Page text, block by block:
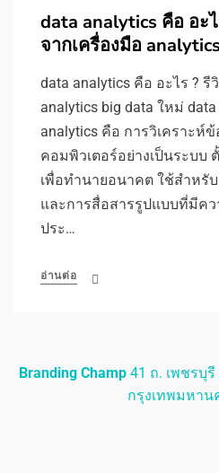
data analytics คือ อะ
จากเครื่องมือ
data analytics คือ อะไร ? รี
analytics big data ใหม่
analytics คือ การวิเคราะห์
คอมพิวเตอร์อย่างเป็นระบบ
เพื่อทำนายอนาคต ใช้สำหรั
และการสื่อสารรูปแบบที่มีค
ประ…
อ่านต่อ
Branding Champ 41 ถ. เพชรบุ
กรุงเทพมหาน